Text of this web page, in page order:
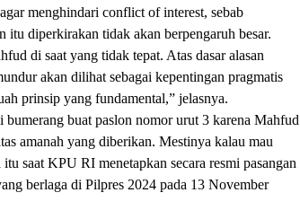
menghindari conflict of interest, sebab
itu diperkirakan tidak akan berpengaruh besar.
di saat yang tidak tepat. Atas dasar alasan
akan dilihat sebagai kepentingan pragmatis
prinsip yang fundamental,” jelasnya.
buat paslon nomor urut 3 karena Mahfud
amanah yang diberikan. Mestinya kalau mau
saat KPU RI menetapkan secara resmi pasangan
berlaga di Pilpres 2024 pada 13 November